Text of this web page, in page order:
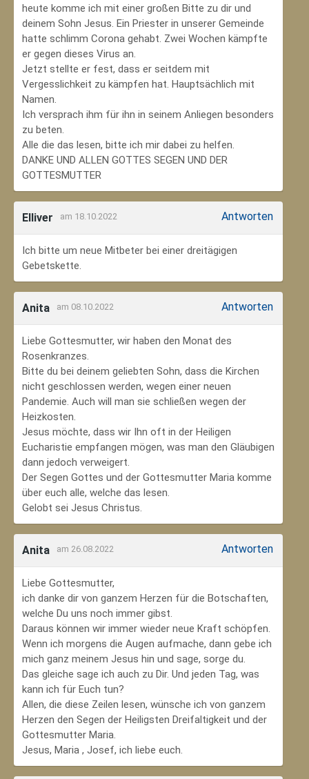
heute komme ich mit einer großen Bitte zu dir und
deinem Sohn Jesus. Ein Priester in unserer Gemeinde
hatte schlimm Corona gehabt. Zwei Wochen kämpfte
er gegen dieses Virus an.
Jetzt stellte er fest, dass er seitdem mit
Vergesslichkeit zu kämpfen hat. Hauptsächlich mit
Namen.
Ich versprach ihm für ihn in seinem Anliegen besonders
zu beten.
Alle die das lesen, bitte ich mir dabei zu helfen.
DANKE UND ALLEN GOTTES SEGEN UND DER
GOTTESMUTTER
Elliver am 18.10.2022 Antworten
Ich bitte um neue Mitbeter bei einer dreitägigen
Gebetskette.
Anita am 08.10.2022 Antworten
Liebe Gottesmutter, wir haben den Monat des
Rosenkranzes.
Bitte du bei deinem geliebten Sohn, dass die Kirchen
nicht geschlossen werden, wegen einer neuen
Pandemie. Auch will man sie schließen wegen der
Heizkosten.
Jesus möchte, dass wir Ihn oft in der Heiligen
Eucharistie empfangen mögen, was man den Gläubigen
dann jedoch verweigert.
Der Segen Gottes und der Gottesmutter Maria komme
über euch alle, welche das lesen.
Gelobt sei Jesus Christus.
Anita am 26.08.2022 Antworten
Liebe Gottesmutter,
ich danke dir von ganzem Herzen für die Botschaften,
welche Du uns noch immer gibst.
Daraus können wir immer wieder neue Kraft schöpfen.
Wenn ich morgens die Augen aufmache, dann gebe ich
mich ganz meinem Jesus hin und sage, sorge du.
Das gleiche sage ich auch zu Dir. Und jeden Tag, was
kann ich für Euch tun?
Allen, die diese Zeilen lesen, wünsche ich von ganzem
Herzen den Segen der Heiligsten Dreifaltigkeit und der
Gottesmutter Maria.
Jesus, Maria , Josef, ich liebe euch.